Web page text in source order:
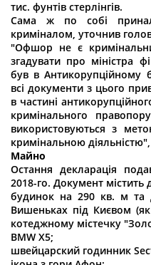
тис. фунтів стерлінгів.
Сама ж по собі
криміналом, уточнив
"Офшор не є
згадувати про міністра
був в Антикорупційному
всі документи з цього
в частині
кримінального
використовуються з
кримінальною
Майно
Остання декларація
2018-го. Документ містить
будинок на 290 кв. м та
Вишеньках під Києвом
котеджному містечку
BMW X5;
швейцарский годинник